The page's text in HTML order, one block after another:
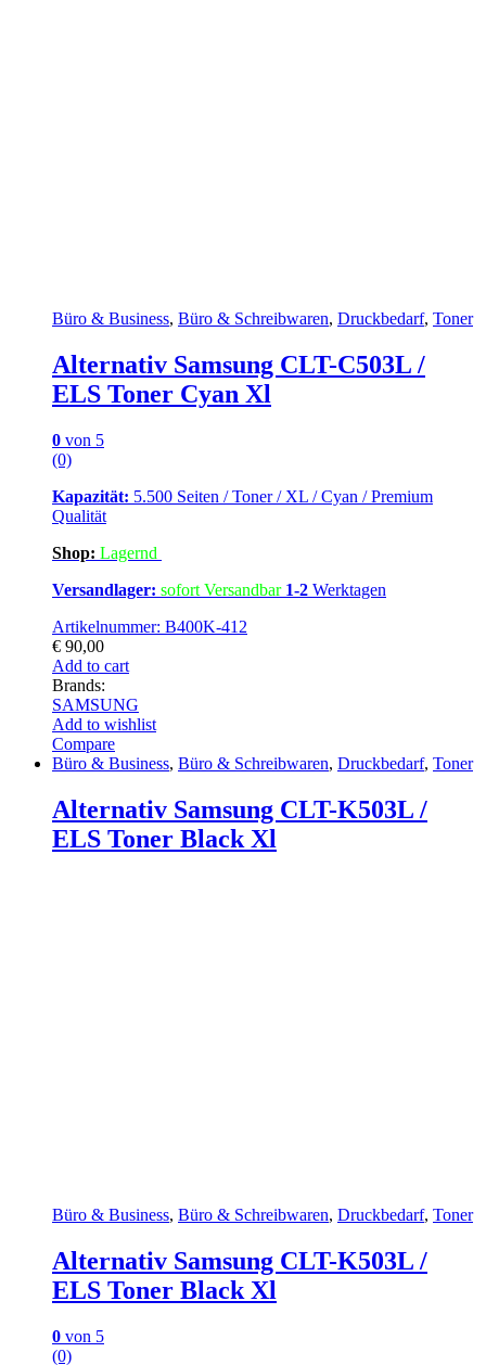
Büro & Business, Büro & Schreibwaren, Druckbedarf, Toner
Alternativ Samsung CLT-C503L /
ELS Toner Cyan Xl
0 von 5
(0)
Kapazität: 5.500 Seiten / Toner / XL / Cyan / Premium
Qualität
Shop: Lagernd
Versandlager: sofort Versandbar 1-2 Werktagen
Artikelnummer: B400K-412
€ 90,00
Add to cart
Brands:
SAMSUNG
Add to wishlist
Compare
Büro & Business, Büro & Schreibwaren, Druckbedarf, Toner
Alternativ Samsung CLT-K503L /
ELS Toner Black Xl
Büro & Business, Büro & Schreibwaren, Druckbedarf, Toner
Alternativ Samsung CLT-K503L /
ELS Toner Black Xl
0 von 5
(0)